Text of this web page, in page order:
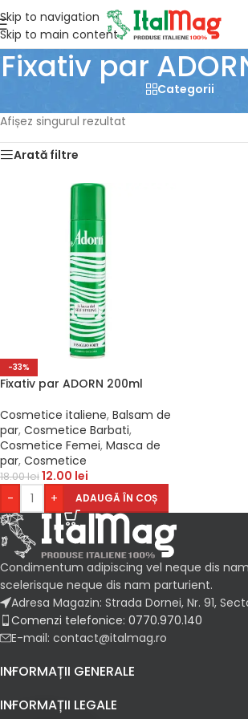
Skip to navigation
Skip to main content
Fixativ par
Categorii
Afișez singurul rezultat
Arată filtre
-33%
Fixativ par ADORN 200ml
Cosmetice italiene, Balsam de
par, Cosmetice Barbati,
Cosmetice Femei, Masca de
par, Cosmetice
18.00lei12.00 lei
-
+ ADAUGĂ ÎN COȘ
Condimentum adipiscing vel neque dis
scelerisque neque dis nam parturient.
Adresa Magazin: Strada Dornei, Nr. 91,
Comenzi telefonice: 0770.970.140
E-mail: contact@italmag.ro
INFORMAȚII GENERALE
INFORMAȚII LEGALE